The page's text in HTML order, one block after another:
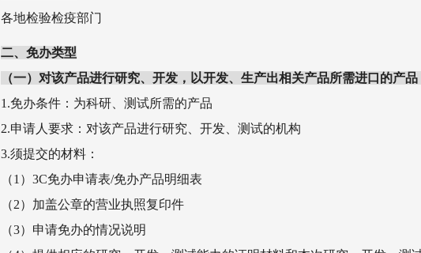
各地检验检疫部门
二、免办类型
（一）对该产品进行研究、开发，以开发、生产出相关产品所需进口的产
1.免办条件：为科研、测试所需的产品
2.申请人要求：对该产品进行研究、开发、测试的机构
3.须提交的材料：
（1）3C免办申请表/免办产品明细表
（2）加盖公章的营业执照复印件
（3）申请免办的情况说明